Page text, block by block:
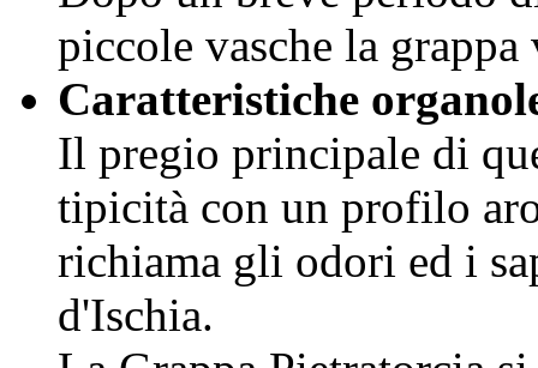
piccole vasche la
Caratteristiche
Il pregio principale di
tipicità con un profilo
richiama gli odori ed i
d'Ischia.